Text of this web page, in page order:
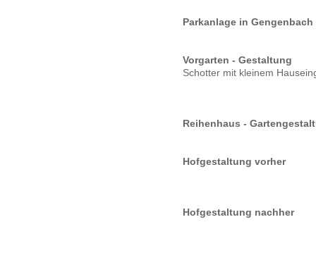
Parkanlage in Gengenbach
Vorgarten - Gestaltung
Schotter mit kleinem
Reihenhaus -
Hofgestaltung vorher
Hofgestaltung nachher